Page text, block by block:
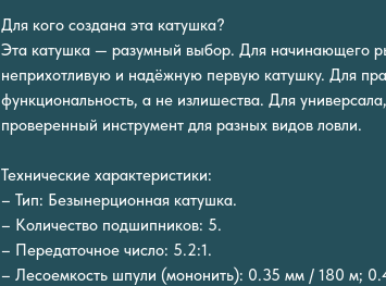
Для кого создана эта катушка?
Эта катушка — разумный выбор. Для начинающего
неприхотливую и надёжную первую катушку. Для
функциональность, а не излишества. Для
проверенный инструмент для разных видов ловли.
Технические характеристики:
– Тип: Безынерционная катушка.
– Количество подшипников: 5.
– Передаточное число: 5.2:1.
– Лесоемкость шпули (мононить): 0.35 мм / 180 м;